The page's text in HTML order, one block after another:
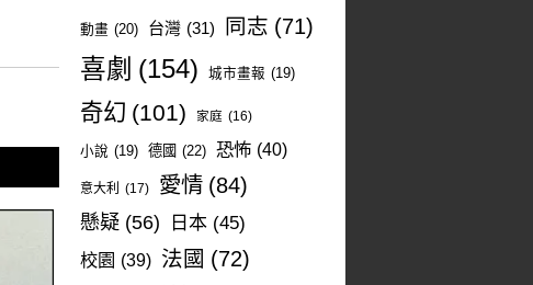
動畫 (20) 台灣 (31) 同志 (71)
喜劇 (154) 城市畫報 (19)
奇幻 (101) 家庭 (16)
小說 (19) 德國 (22) 恐怖 (40)
意大利 (17) 愛情 (84)
懸疑 (56) 日本 (45)
校園 (39) 法國 (72)